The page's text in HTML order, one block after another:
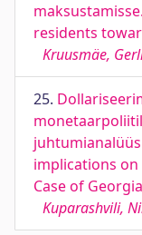
residents
Kruusmäe,
25.
implications on
Case of Georgia
Kuparashvili,